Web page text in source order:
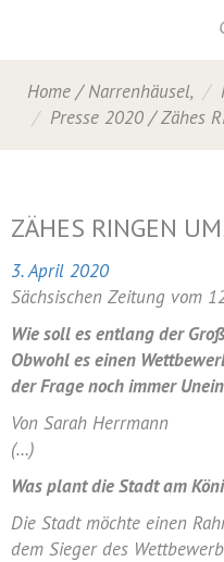
Home / Narrenhäusel,
Presse 2020 / Zähes
ZÄHES RINGEN
3. April 2020
Sächsischen Zeitung vom
Wie soll es entlang der
Obwohl es einen
der Frage noch immer
Von Sarah Herrmann
(…)
Was plant die Stadt am
Die Stadt möchte einen
dem Sieger des